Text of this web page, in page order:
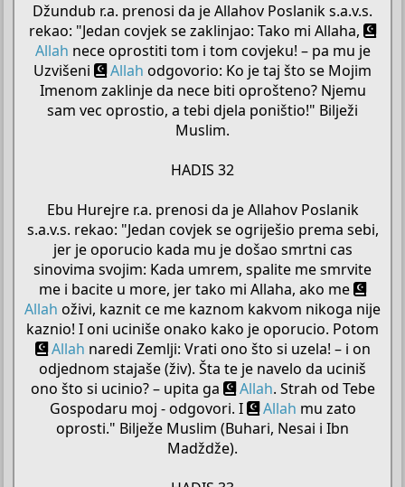
Džundub r.a. prenosi da je Allahov Poslanik s.a.v.s.
rekao: "Jedan covjek se zaklinjao: Tako mi Allaha,
Allah nece oprostiti tom i tom covjeku! – pa mu je
Uzvišeni
Allah odgovorio: Ko je taj što se Mojim
Imenom zaklinje da nece biti oprošteno? Njemu
sam vec oprostio, a tebi djela poništio!" Bilježi
Muslim.
HADIS 32
Ebu Hurejre r.a. prenosi da je Allahov Poslanik
s.a.v.s. rekao: "Jedan covjek se ogriješio prema sebi,
jer je oporucio kada mu je došao smrtni cas
sinovima svojim: Kada umrem, spalite me smrvite
me i bacite u more, jer tako mi Allaha, ako me
Allah oživi, kaznit ce me kaznom kakvom nikoga nije
kaznio! I oni uciniše onako kako je oporucio. Potom
Allah naredi Zemlji: Vrati ono što si uzela! – i on
odjednom stajaše (živ). Šta te je navelo da uciniš
ono što si ucinio? – upita ga
Allah. Strah od Tebe
Gospodaru moj - odgovori. I
Allah mu zato
oprosti." Bilježe Muslim (Buhari, Nesai i Ibn
Madždže).